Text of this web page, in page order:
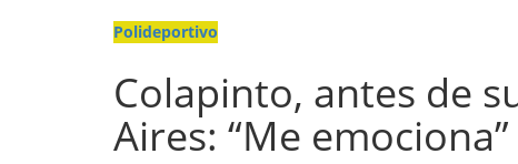
Polideportivo
Colapinto, antes de
Aires: “Me emociona”